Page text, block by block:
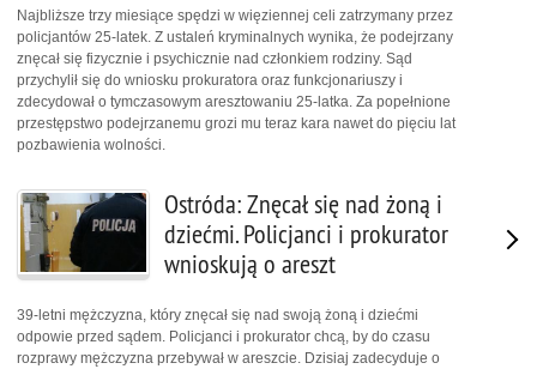
Najbliższe trzy miesiące spędzi w więziennej celi zatrzymany przez
policjantów 25-latek. Z ustaleń kryminalnych wynika, że podejrzany
znęcał się fizycznie i psychicznie nad członkiem rodziny. Sąd
przychylił się do wniosku prokuratora oraz funkcjonariuszy i
zdecydował o tymczasowym aresztowaniu 25-latka. Za popełnione
przestępstwo podejrzanemu grozi mu teraz kara nawet do pięciu lat
pozbawienia wolności.
Ostróda: Znęcał się nad żoną i
dziećmi. Policjanci i prokurator
wnioskują o areszt
39-letni mężczyzna, który znęcał się nad swoją żoną i dziećmi
odpowie przed sądem. Policjanci i prokurator chcą, by do czasu
rozprawy mężczyzna przebywał w areszcie. Dzisiaj zadecyduje o